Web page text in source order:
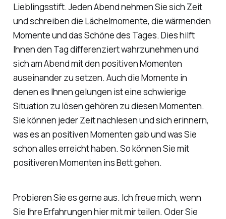
Lieblingsstift. Jeden Abend nehmen Sie sich Zeit
und schreiben die Lächelmomente, die wärmenden
Momente und das Schöne des Tages. Dies hilft
Ihnen den Tag differenziert wahrzunehmen und
sich am Abend mit den positiven Momenten
auseinander zu setzen. Auch die Momente in
denen es Ihnen gelungen ist eine schwierige
Situation zu lösen gehören zu diesen Momenten.
Sie können jeder Zeit nachlesen und sich erinnern,
was es an positiven Momenten gab und was Sie
schon alles erreicht haben. So können Sie mit
positiveren Momenten ins Bett gehen.
Probieren Sie es gerne aus. Ich freue mich, wenn
Sie Ihre Erfahrungen hier mit mir teilen. Oder Sie